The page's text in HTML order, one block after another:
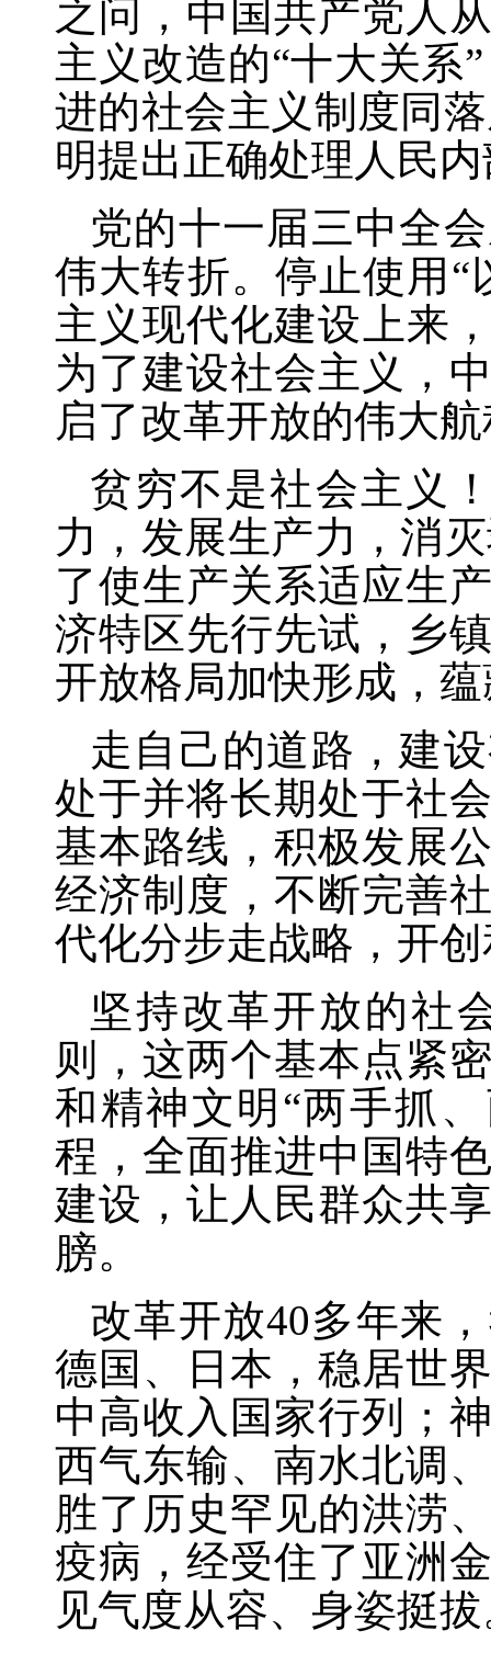
之问，中国共产党人
主义改造的“十大关系
进的社会主义制度同
明提出正确处理人民
党的十一届三中全
伟大转折。停止使用 “
主义现代化建设上来
为了建设社会主义，
启了改革开放的伟大
贫穷不是社会主义
力，发展生产力，消
了使生产关系适应生
济特区先行先试，乡
开放格局加快形成，
走自己的道路，建
处于并将长期处于社
基本路线，积极发展
经济制度，不断完善
代化分步走战略，开
坚持改革开放的社
则，这两个基本点紧
和精神文明 “两手抓
程，全面推进中国特
建设，让人民群众共
膀。
改革开放40多年来
德国、日本，稳居世
中高收入国家行列；
西气东输、南水北调
胜了历史罕见的洪涝
疫病，经受住了亚洲
见气度从容、身姿挺